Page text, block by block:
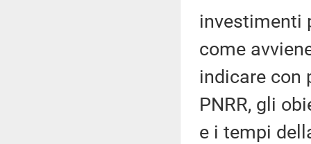
investimenti
come
indicare con
PNRR, gli
e i tempi